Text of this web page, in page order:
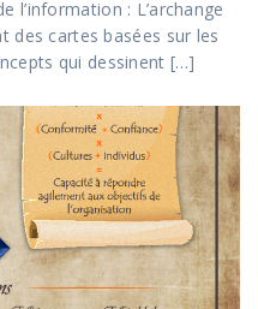
l’information : L’archange
des cartes basées sur les
qui dessinent […]